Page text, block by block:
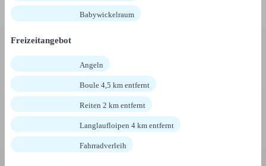
Babywickelraum
Freizeitangebot
Angeln
Boule 4,5 km entfernt
Reiten 2 km entfernt
Langlaufloipen 4 km entfernt
Fahrradverleih